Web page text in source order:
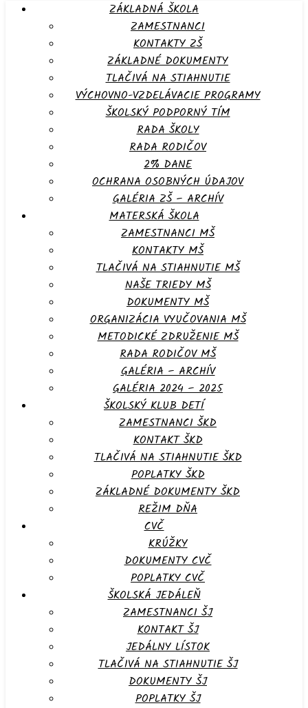
ZÁKLADNÁ ŠKOLA
ZAMESTNANCI
KONTAKTY ZŠ
ZÁKLADNÉ DOKUMENTY
TLAČIVÁ NA STIAHNUTIE
VÝCHOVNO-VZDELÁVACIE PROGRAMY
ŠKOLSKÝ PODPORNÝ TÍM
RADA ŠKOLY
RADA RODIČOV
2% DANE
OCHRANA OSOBNÝCH ÚDAJOV
GALÉRIA ZŠ – ARCHÍV
MATERSKÁ ŠKOLA
ZAMESTNANCI MŠ
KONTAKTY MŠ
TLAČIVÁ NA STIAHNUTIE MŠ
NAŠE TRIEDY MŠ
DOKUMENTY MŠ
ORGANIZÁCIA VYUČOVANIA MŠ
METODICKÉ ZDRUŽENIE MŠ
RADA RODIČOV MŠ
GALÉRIA – ARCHÍV
GALÉRIA 2024 – 2025
ŠKOLSKÝ KLUB DETÍ
ZAMESTNANCI ŠKD
KONTAKT ŠKD
TLAČIVÁ NA STIAHNUTIE ŠKD
POPLATKY ŠKD
ZÁKLADNÉ DOKUMENTY ŠKD
REŽIM DŇA
CVČ
KRÚŽKY
DOKUMENTY CVČ
POPLATKY CVČ
ŠKOLSKÁ JEDÁLEŇ
ZAMESTNANCI ŠJ
KONTAKT ŠJ
JEDÁLNY LÍSTOK
TLAČIVÁ NA STIAHNUTIE ŠJ
DOKUMENTY ŠJ
POPLATKY ŠJ